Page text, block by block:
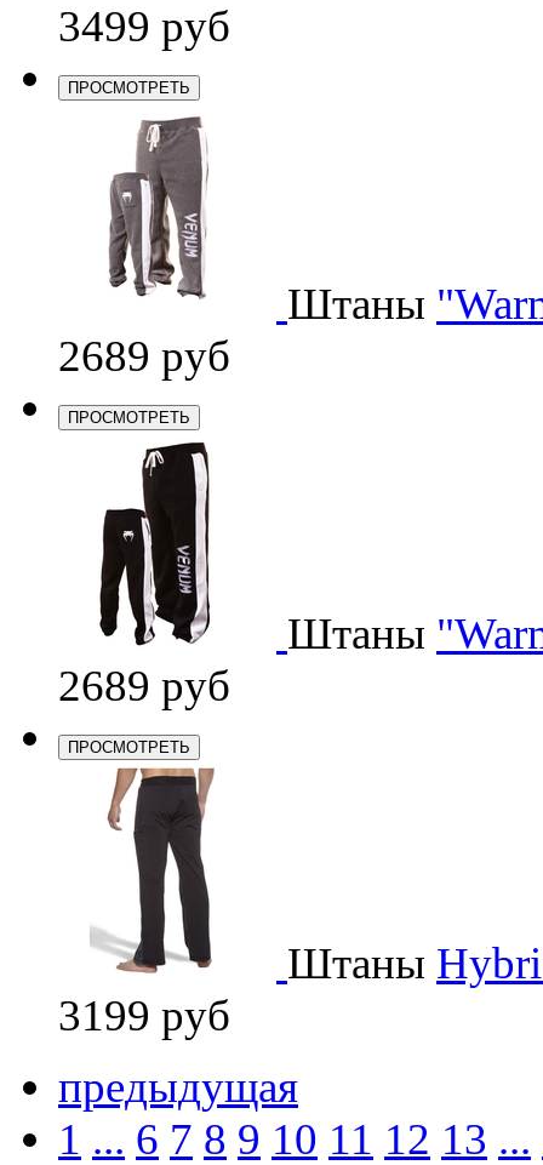
3499 руб
ПРОСМОТРЕТЬ
Штаны
2689 руб
ПРОСМОТРЕТЬ
Штаны
2689 руб
ПРОСМОТРЕТЬ
Штаны
3199 руб
предыдущая
1 ... 6 7 8 9 10 11 12 13 ...